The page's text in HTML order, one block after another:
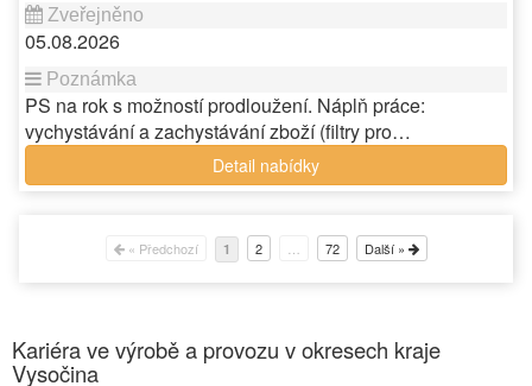
05.08.2026
PS na rok s možností prodloužení. Náplň práce:
vychystávání a zachystávání zboží (filtry pro…
Detail nabídky
« Předchozí 1 2 72 Další »
Kariéra ve výrobě a provozu v okresech kraje
Vysočina